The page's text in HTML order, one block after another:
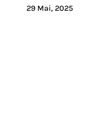
29 Mai, 2025